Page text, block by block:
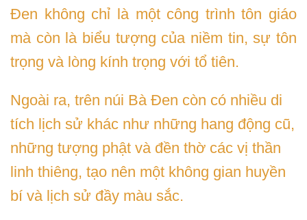
Đen không chỉ là một công trình tôn giáo
mà còn là biểu tượng của niềm tin, sự tôn
trọng và lòng kính trọng với tổ tiên.
Ngoài ra, trên núi Bà Đen còn có nhiều di
tích lịch sử khác như những hang động cũ,
những tượng phật và đền thờ các vị thần
linh thiêng, tạo nên một không gian huyền
bí và lịch sử đầy màu sắc.